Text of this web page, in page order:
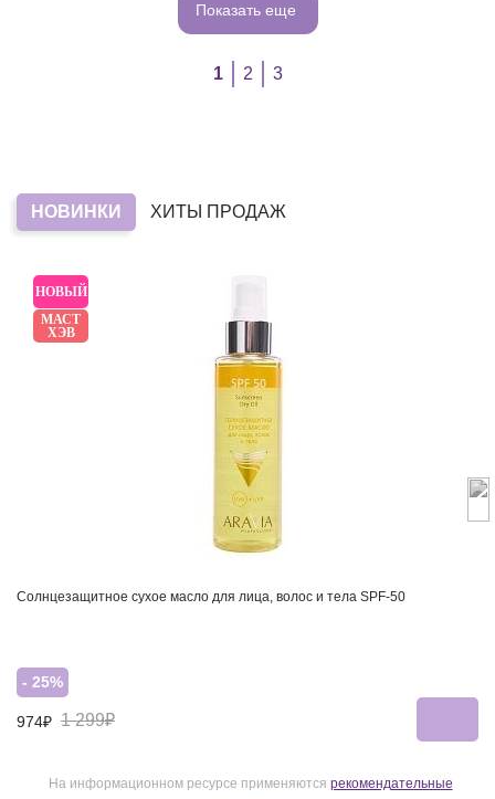
Показать еще
1 2 3
НОВИНКИ ХИТЫ ПРОДАЖ
НОВЫЙ
МАСТ
ХЭВ
Солнцезащитное сухое масло для лица, волос и тела SPF-50
- 25%
974₽ 1 299₽
На информационном ресурсе применяются рекомендательные